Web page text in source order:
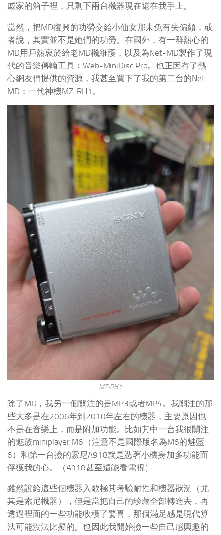
戚家的箱子裡，只剩下兩台機器現在還在我手上。
當然，把MD復興的功勞交給小仙女那未免有失偏頗，或
者說，其實並不是她們的功勞。在國外，有一群熱心的
MD用戶熱衷於給老MD機維護，以及為Net-MD製作了現
代的音樂傳輸工具：Web-MiniDisc Pro。也正因有了熱
心網友們提供的資源，我甚至買下了我的第二台的Net-
MD：一代神機MZ-RH1。
MZ-RH1
除了MD，我另一個關注的是MP3或者MP4。我關注的那
些大多是在2006年到2010年左右的機器，主要原因也
不是在音樂上，而是附加功能。比如其中一台我很關注
的魅族miniplayer M6（注意不是國際版名為M6的魅藍
6）和第一台撿的索尼A918就是憑著小機身加多功能而
俘獲我的心。（A918甚至還能看電視）
雖然說給這些個機器入歌極其考驗耐性和機器狀況（尤
其是索尼機器），但是當把自己的珍藏全部轉進去，再
透過裡面的一些功能收穫了驚喜，那個滿足感是現代算
法可能沒法比擬的。也因此我開始撿一些自己感興趣的